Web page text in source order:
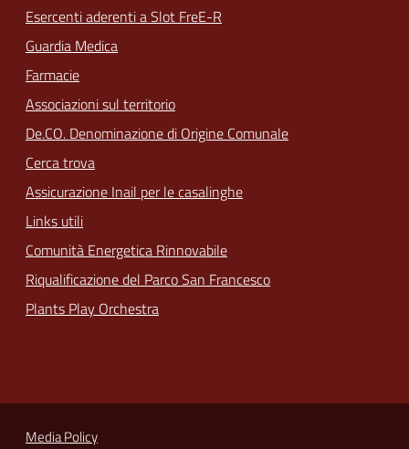
Esercenti aderenti a Slot FreE-R
Guardia Medica
Farmacie
Associazioni sul territorio
De.CO. Denominazione di Origine Comunale
Cerca trova
Assicurazione Inail per le casalinghe
Links utili
Comunità Energetica Rinnovabile
Riqualificazione del Parco San Francesco
Plants Play Orchestra
Media Policy